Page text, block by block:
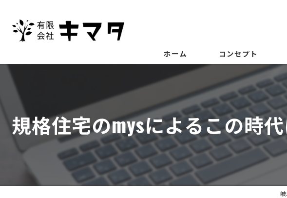
ホーム コンセプト
規格住宅のmysによるこの時